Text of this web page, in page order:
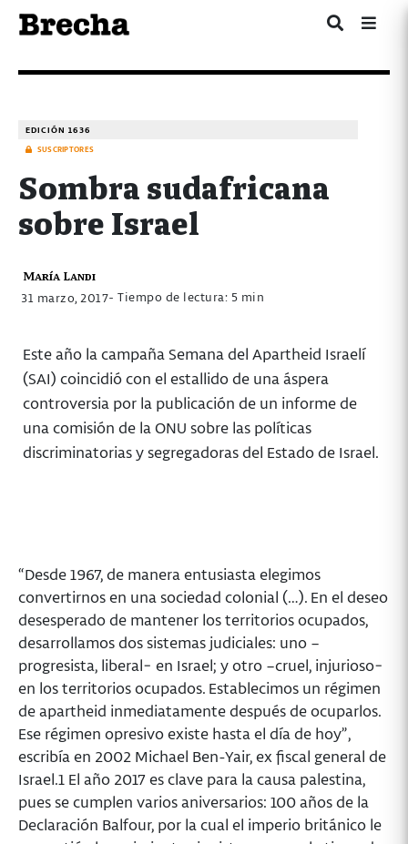
EDICIÓN 1636
SUSCRIPTORES
Sombra sudafricana
sobre Israel
María Landi
31 marzo, 2017- Tiempo de lectura: 5 min
Este año la campaña Semana del Apartheid Israelí
(SAI) coincidió con el estallido de una áspera
controversia por la publicación de un informe de
una comisión de la ONU sobre las políticas
discriminatorias y segregadoras del Estado de Israel.
“Desde 1967, de manera entusiasta elegimos
convertirnos en una sociedad colonial (…). En el deseo
desesperado de mantener los territorios ocupados,
desarrollamos dos sistemas judiciales: uno –
progresista, liberal− en Israel; y otro –cruel, injurioso−
en los territorios ocupados. Establecimos un régimen
de apartheid inmediatamente después de ocuparlos.
Ese régimen opresivo existe hasta el día de hoy”,
escribía en 2002 Michael Ben-Yair, ex fiscal general de
Israel.1 El año 2017 es clave para la causa palestina,
pues se cumplen varios aniversarios: 100 años de la
Declaración Balfour, por la cual el imperio británico le